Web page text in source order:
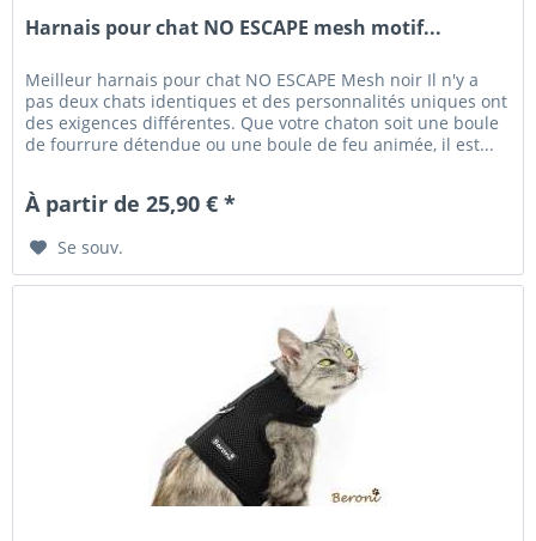
Harnais pour chat NO ESCAPE mesh motif...
Meilleur harnais pour chat NO ESCAPE Mesh noir Il n'y a
pas deux chats identiques et des personnalités uniques ont
des exigences différentes. Que votre chaton soit une boule
de fourrure détendue ou une boule de feu animée, il est...
À partir de 25,90 € *
Se souv.